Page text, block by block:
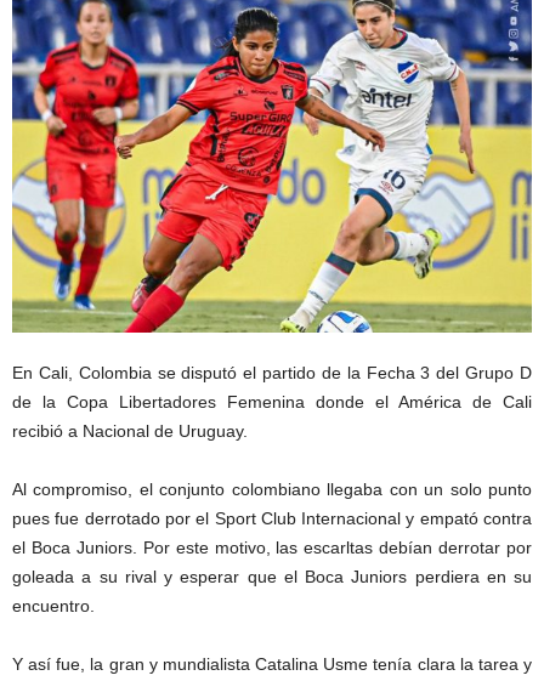
En Cali, Colombia se disputó el partido de la Fecha 3 del Grupo D
de la Copa Libertadores Femenina donde el América de Cali
recibió a Nacional de Uruguay.
Al compromiso, el conjunto colombiano llegaba con un solo punto
pues fue derrotado por el Sport Club Internacional y empató contra
el Boca Juniors. Por este motivo, las escarltas debían derrotar por
goleada a su rival y esperar que el Boca Juniors perdiera en su
encuentro.
Y así fue, la gran y mundialista Catalina Usme tenía clara la tarea y